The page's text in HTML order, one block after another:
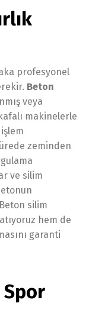
profesyonel
Beton
veya
makinelerle
zeminden
ve silim
silim
hem de
garanti
Spor